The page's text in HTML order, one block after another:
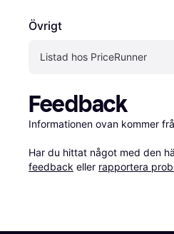
Övrigt
Listad hos PriceRunner
Feedback
Informationen ovan kommer
Har du hittat något med den
feedback eller rapportera